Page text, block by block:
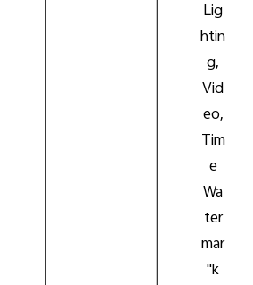
Lig
htin
g,
Vid
eo,
Tim
e
Wa
ter
mar
k"